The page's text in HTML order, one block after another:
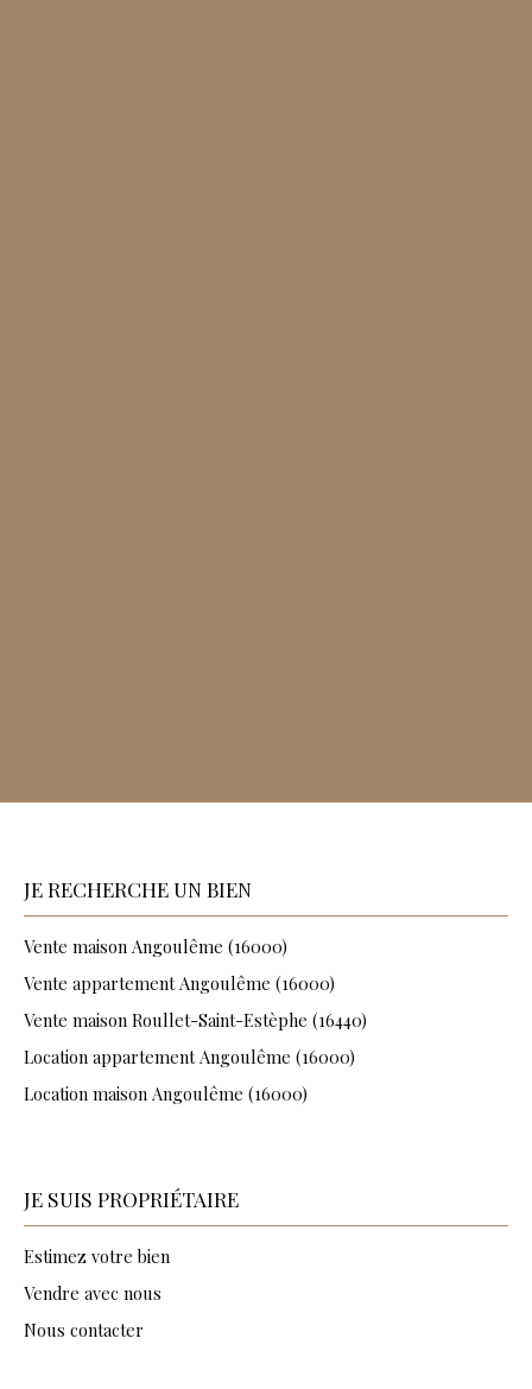
JE RECHERCHE UN BIEN
Vente maison Angoulême (16000)
Vente appartement Angoulême (16000)
Vente maison Roullet-Saint-Estèphe (16440)
Location appartement Angoulême (16000)
Location maison Angoulême (16000)
JE SUIS PROPRIÉTAIRE
Estimez votre bien
Vendre avec nous
Nous contacter